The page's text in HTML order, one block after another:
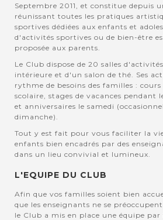
Septembre 2011, et constitue depuis
réunissant toutes les pratiques
sportives dédiées aux enfants et
d'activités sportives ou de bien-être
proposée aux parents.
Le Club dispose de 20 salles
intérieure et d'un salon de thé. Ses
rythme de besoins des familles :
scolaire, stages de vacances pendant
et anniversaires le samedi
dimanche).
Tout y est fait pour vous faciliter la
enfants bien encadrés par des
dans un lieu convivial et lumineux.
L'EQUIPE DU CLUB
Afin que vos familles soient bien
que les enseignants ne se
le Club a mis en place une équipe